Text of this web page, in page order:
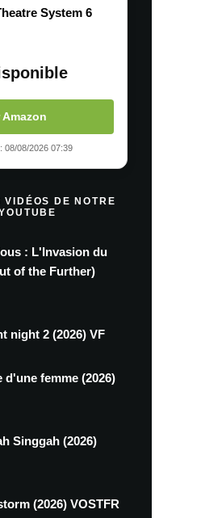
System 6
08/08/2026 07:39
DE NOTRE
: L'Invasion du
of the Further)
night 2 (2026) VF
d'une femme (2026)
Singgah (2026)
(2026) VOSTFR